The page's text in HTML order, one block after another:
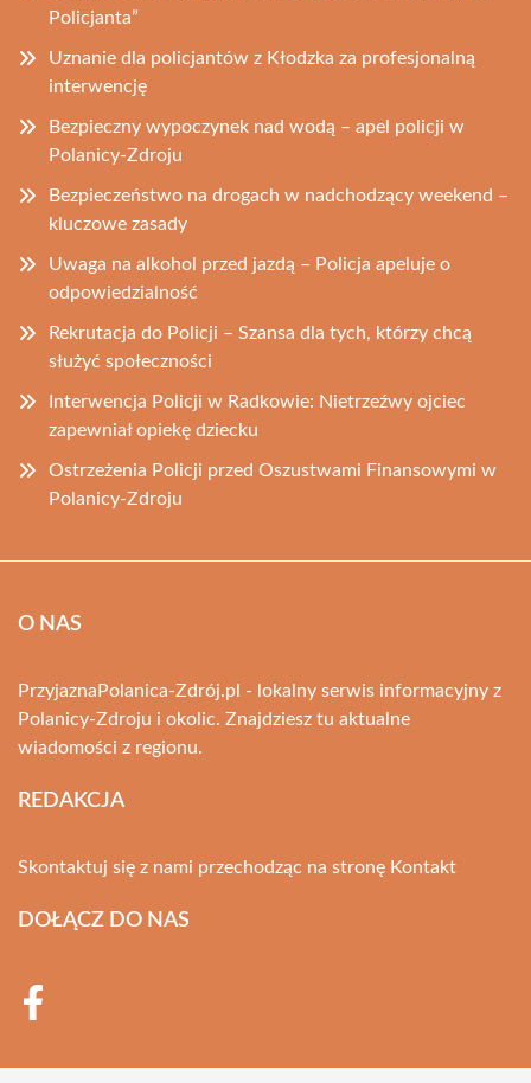
Policjanta”
Uznanie dla policjantów z Kłodzka za profesjonalną
interwencję
Bezpieczny wypoczynek nad wodą – apel policji w
Polanicy-Zdroju
Bezpieczeństwo na drogach w nadchodzący weekend –
kluczowe zasady
Uwaga na alkohol przed jazdą – Policja apeluje o
odpowiedzialność
Rekrutacja do Policji – Szansa dla tych, którzy chcą
służyć społeczności
Interwencja Policji w Radkowie: Nietrzeźwy ojciec
zapewniał opiekę dziecku
Ostrzeżenia Policji przed Oszustwami Finansowymi w
Polanicy-Zdroju
O NAS
PrzyjaznaPolanica-Zdrój.pl - lokalny serwis informacyjny z
Polanicy-Zdroju i okolic. Znajdziesz tu aktualne
wiadomości z regionu.
REDAKCJA
Skontaktuj się z nami przechodząc na stronę Kontakt
DOŁĄCZ DO NAS